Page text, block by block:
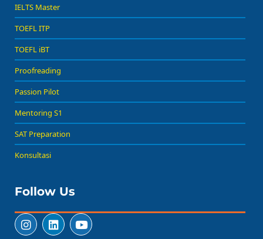
IELTS Master
TOEFL ITP
TOEFL iBT
Proofreading
Passion Pilot
Mentoring S1
SAT Preparation
Konsultasi
Follow Us